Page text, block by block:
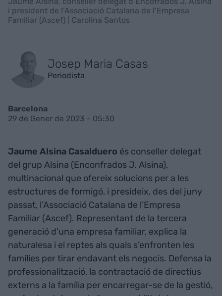
i president de l’Associació Catalana de l’Empresa
Familiar (Ascef) | Carolina Santos
Josep Maria Casas
Periodista
Barcelona
29 de Gener de 2023 - 05:30
Jaume Alsina Casalduero és conseller delegat
del grup Alsina (Enconfrados J. Alsina),
multinacional que ofereix solucions per a les
estructures de formigó, i presideix, des del juny
passat, l’Associació Catalana de l’Empresa
Familiar (Ascef). Representant de la tercera
generació d’una empresa familiar, explica la
naturalesa i el reptes als quals s’enfronten les
famílies per tirar endavant els negocis. Defensa la
professionalització, la contractació de directius
externs a la família per encarregar-se de la gestió,